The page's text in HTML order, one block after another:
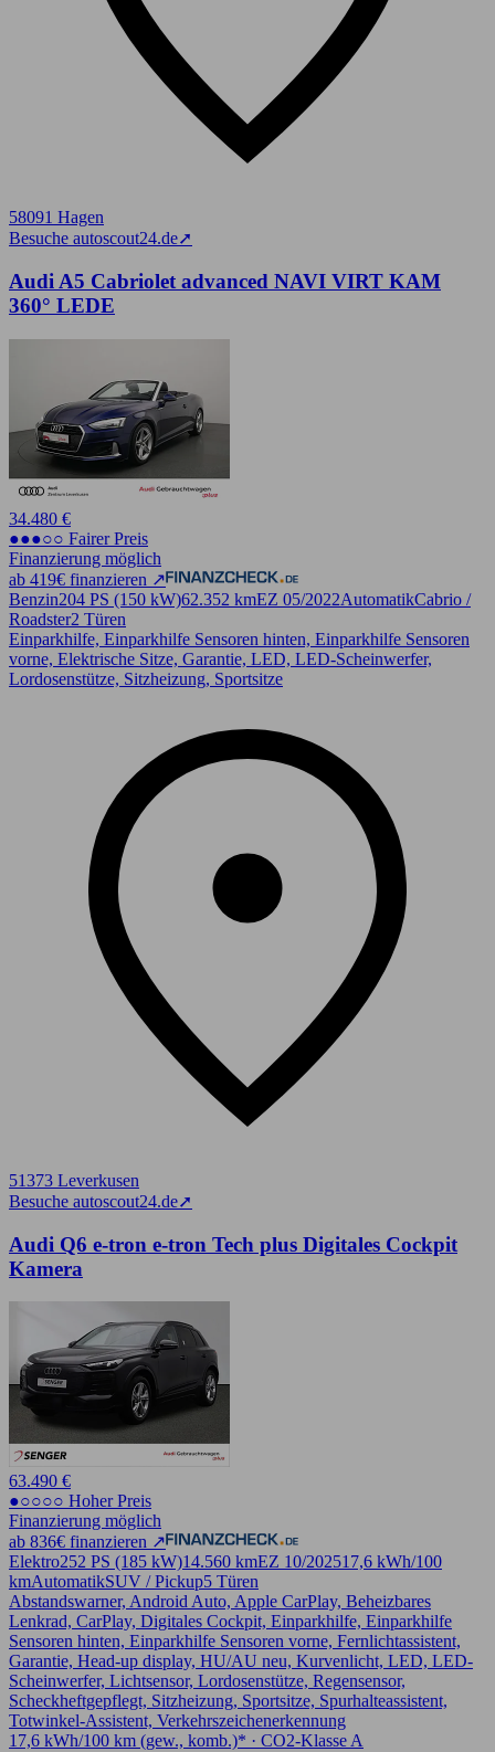
58091 Hagen
Besuche autoscout24.de➚
Audi A5 Cabriolet advanced NAVI VIRT KAM
360° LEDE
34.480 €
●●●○○ Fairer Preis
Finanzierung möglich
ab 419€ finanzieren ↗
Benzin204 PS (150 kW)62.352 kmEZ 05/2022AutomatikCabrio /
Roadster2 Türen
Einparkhilfe, Einparkhilfe Sensoren hinten, Einparkhilfe Sensoren
vorne, Elektrische Sitze, Garantie, LED, LED-Scheinwerfer,
Lordosenstütze, Sitzheizung, Sportsitze
51373 Leverkusen
Besuche autoscout24.de➚
Audi Q6 e-tron e-tron Tech plus Digitales Cockpit
Kamera
63.490 €
●○○○○ Hoher Preis
Finanzierung möglich
ab 836€ finanzieren ↗
Elektro252 PS (185 kW)14.560 kmEZ 10/202517,6 kWh/100
kmAutomatikSUV / Pickup5 Türen
Abstandswarner, Android Auto, Apple CarPlay, Beheizbares
Lenkrad, CarPlay, Digitales Cockpit, Einparkhilfe, Einparkhilfe
Sensoren hinten, Einparkhilfe Sensoren vorne, Fernlichtassistent,
Garantie, Head-up display, HU/AU neu, Kurvenlicht, LED, LED-
Scheinwerfer, Lichtsensor, Lordosenstütze, Regensensor,
Scheckheftgepflegt, Sitzheizung, Sportsitze, Spurhalteassistent,
Totwinkel-Assistent, Verkehrszeichenerkennung
17,6 kWh/100 km (gew., komb.)* · CO2-Klasse A